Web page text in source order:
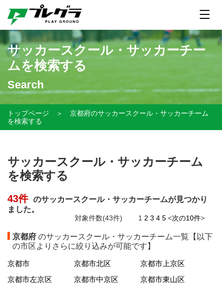
サッカースクール・サッカーチー
ムを検索する
Search
トップページ ＞
京都府のサッカースクール・サッカーチーム
を検索する
サッカースクール・サッカーチーム
を検索する
43件 のサッカースクール・サッカーチームが見つかり
ました。
対象件数(43件) 1 2 3 4 5 <次の10件>
京都府 のサッカースクール・サッカーチーム一覧【以下
の市区よりさらに絞り込みが可能です】
京都市 京都市北区
京都市上京区
京都市左京区
京都市中京区
京都市東山区